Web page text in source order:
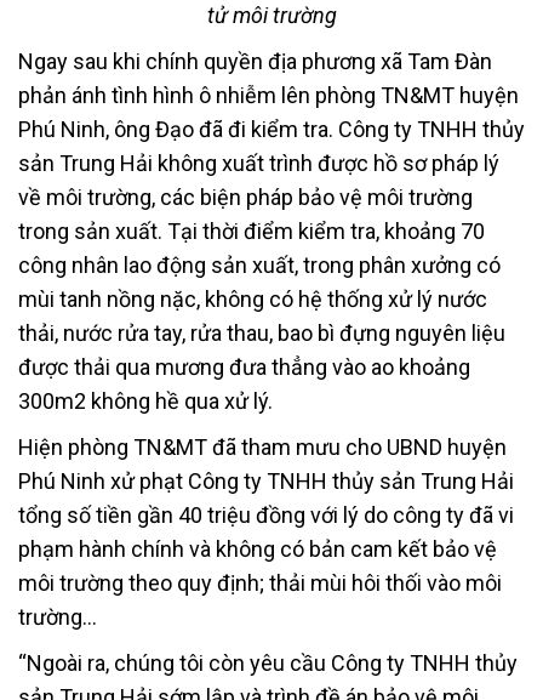
tử môi trường
Ngay sau khi chính quyền địa phương xã Tam Đàn
phản ánh tình hình ô nhiễm lên phòng TN&MT huyện
Phú Ninh, ông Đạo đã đi kiểm tra. Công ty TNHH thủy
sản Trung Hải không xuất trình được hồ sơ pháp lý
về môi trường, các biện pháp bảo vệ môi trường
trong sản xuất. Tại thời điểm kiểm tra, khoảng 70
công nhân lao động sản xuất, trong phân xưởng có
mùi tanh nồng nặc, không có hệ thống xử lý nước
thải, nước rửa tay, rửa thau, bao bì đựng nguyên liệu
được thải qua mương đưa thẳng vào ao khoảng
300m2 không hề qua xử lý.
Hiện phòng TN&MT đã tham mưu cho UBND huyện
Phú Ninh xử phạt Công ty TNHH thủy sản Trung Hải
tổng số tiền gần 40 triệu đồng với lý do công ty đã vi
phạm hành chính và không có bản cam kết bảo vệ
môi trường theo quy định; thải mùi hôi thối vào môi
trường…
“Ngoài ra, chúng tôi còn yêu cầu Công ty TNHH thủy